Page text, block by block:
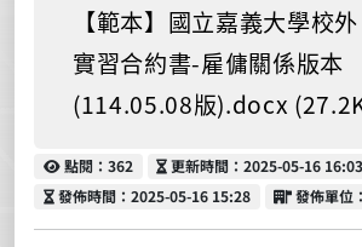
【範本】國立嘉義大學校外
實習合約書-雇傭關係版本
(114.05.08版).docx
點閱
點閱：362 更新時間
更新時間：2025-05-16 16:03
發佈時間
發佈時間：2025-05-16 15:28 發佈單位
發佈單位